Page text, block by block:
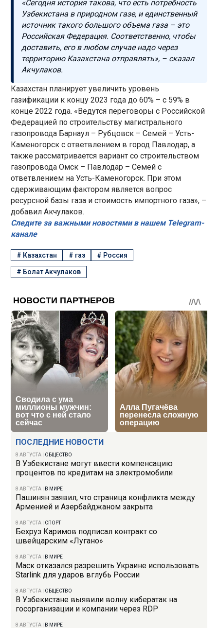
ПОСЛЕДНИЕ НОВОСТИ
8 АВГУСТА ОБЩЕСТВО
В Узбекистане могут ввести компенсацию
процентов по кредитам на электромобили
8 АВГУСТА В МИРЕ
Пашинян заявил, что страница конфликта между
Арменией и Азербайджаном закрыта
8 АВГУСТА СПОРТ
Бехруз Каримов подписал контракт со
швейцарским «Лугано»
8 АВГУСТА В МИРЕ
Маск отказался разрешить Украине использовать
Starlink для ударов вглубь России
8 АВГУСТА ОБЩЕСТВО
В Узбекистане выявили волну кибератак на
госорганизации и компании через RDP
8 АВГУСТА В МИРЕ
«Сегодня история такова, что есть потребность
Узбекистана в природном газе, и единственный
источник такого большого объема газа – это
Российская Федерация. Соответственно, чтобы
доставить, его в любом случае надо через
территорию Казахстана отправлять», – сказал
Акчулаков.
Казахстан планирует увеличить уровень
газификации к концу 2023 года до 60% – с 59% в
конце 2022 года. «Ведутся переговоры с Российской
Федерацией по строительству магистрального
газопровода Барнаул – Рубцовск – Семей – Усть-
Каменогорск с ответвлением в город Павлодар, а
также рассматривается вариант со строительством
газопровода Омск – Павлодар – Семей с
ответвлением на Усть-Каменогорск. При этом
сдерживающим фактором является вопрос
ресурсной базы газа и стоимость импортного газа», –
добавил Акчулаков.
Следите за важными новостями в нашем Telegram-
канале
# Казахстан # газ # Россия
# Болат Акчулаков